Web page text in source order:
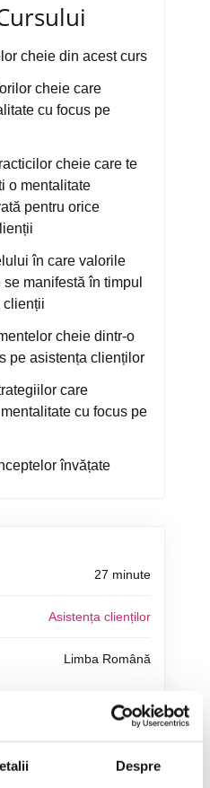
Despre
cheie din acest curs
cheie care
cu focus pe
cheie care te
o mentalitate
pentru orice
în care valorile
manifestă în timpul
clienții
cheie dintr-o
pe asistența clienților
care
cu focus pe
învățate
27 minute
Asistența clienților
Limba Română